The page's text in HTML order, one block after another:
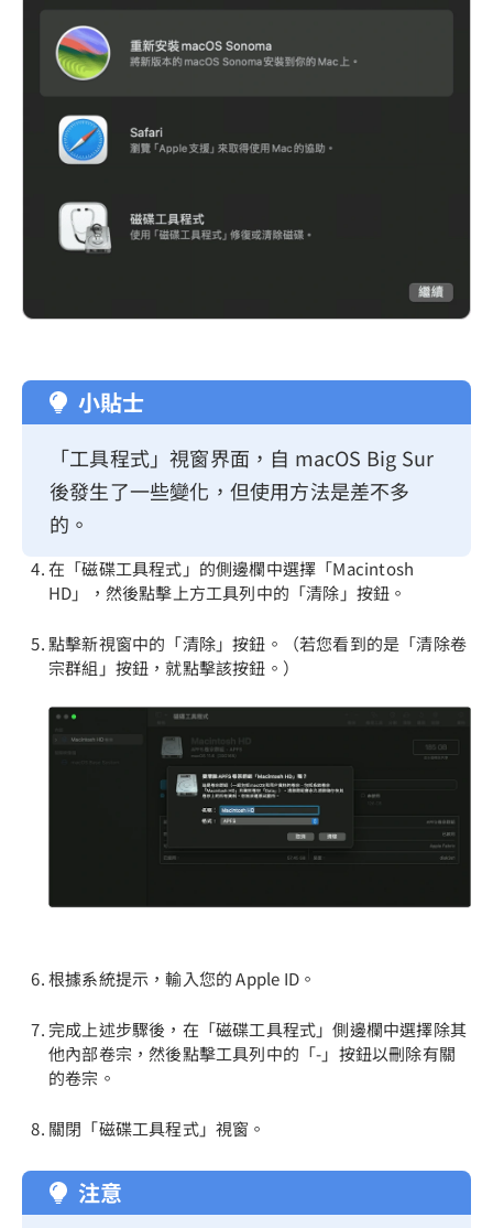
小貼士
「工具程式」視窗界面，自 macOS Big Sur
後發生了一些變化，但使用方法是差不多
的。
在「磁碟工具程式」的側邊欄中選擇「Macintosh
HD」，然後點擊上方工具列中的「清除」按鈕。
點擊新視窗中的「清除」按鈕。（若您看到的是「清除卷
宗群組」按鈕，就點擊該按鈕。）
根據系統提示，輸入您的 Apple ID。
完成上述步驟後，在「磁碟工具程式」側邊欄中選擇除其
他內部卷宗，然後點擊工具列中的「-」按鈕以刪除有關
的卷宗。
關閉「磁碟工具程式」視窗。
注意